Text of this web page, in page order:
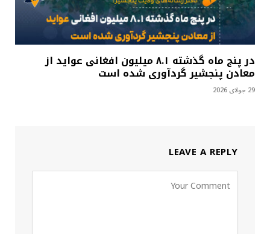
در پنج ماه گذشته ۸.۱ میلیون افغانی عواید از
معادن پنجشیر گردآوری شده است
29 جولای 2026
LEAVE A REPLY